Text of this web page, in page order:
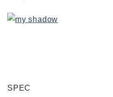
SPEC